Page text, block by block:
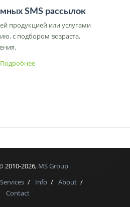
SMS рассылок
продукцией или услугами
с подбором возраста,
Подробнее
2010-2026, MS Group
/ Info / About /
Contact